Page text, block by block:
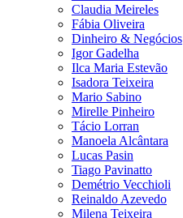
Claudia Meireles
Fábia Oliveira
Dinheiro & Negócios
Igor Gadelha
Ilca Maria Estevão
Isadora Teixeira
Mario Sabino
Mirelle Pinheiro
Tácio Lorran
Manoela Alcântara
Lucas Pasin
Tiago Pavinatto
Demétrio Vecchioli
Reinaldo Azevedo
Milena Teixeira